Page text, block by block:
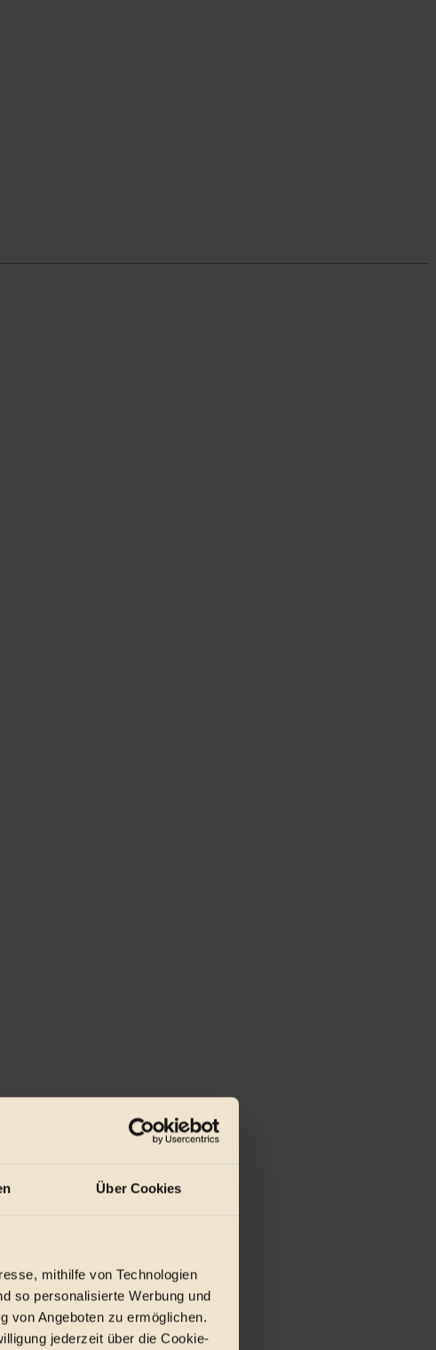
Über Cookies
mithilfe von Technologien
so personalisierte Werbung und
von Angeboten zu ermöglichen.
jederzeit über die Cookie-